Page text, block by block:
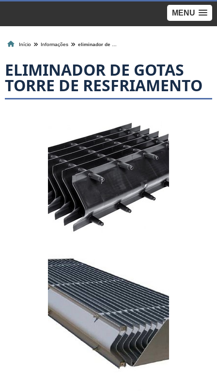
MENU
Início Informações
ELIMINADOR DE GOTAS
TORRE DE RESFRIAMENTO